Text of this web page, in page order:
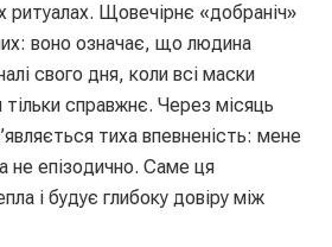
Щовечірнє «добраніч»
воно означає, що людина
свого дня, коли всі маски
справжнє. Через місяць
тиха впевненість: мене
не епізодично. Саме ця
і будує глибоку довіру між